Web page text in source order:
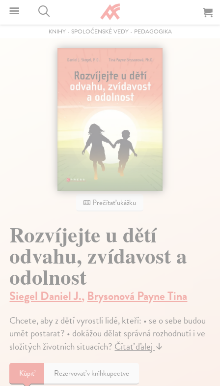
KNIHY- SPOLOČENSKÉ VEDY- PEDAGOGIKA
Prečítať ukážku
Rozvíjejte u dětí
odvahu, zvídavost a
odolnost
Siegel Daniel J.,Brysonová Payne Tina
Chcete, aby z dětí vyrostli lidé, kteří: • se o sebe budou
umět postarat? • dokážou dělat správná rozhodnutí i ve
složitých životních situacích?Čítať ďalej↓
Kúpiť Rezervovať v kníhkupectve